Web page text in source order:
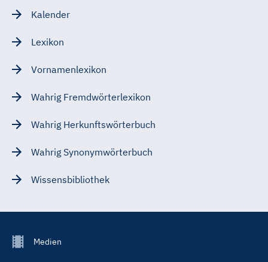
Kalender
Lexikon
Vornamenlexikon
Wahrig Fremdwörterlexikon
Wahrig Herkunftswörterbuch
Wahrig Synonymwörterbuch
Wissensbibliothek
FooterMedien